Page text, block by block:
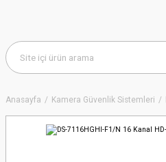
Anasayfa Kamera Güvenlik Sistemleri